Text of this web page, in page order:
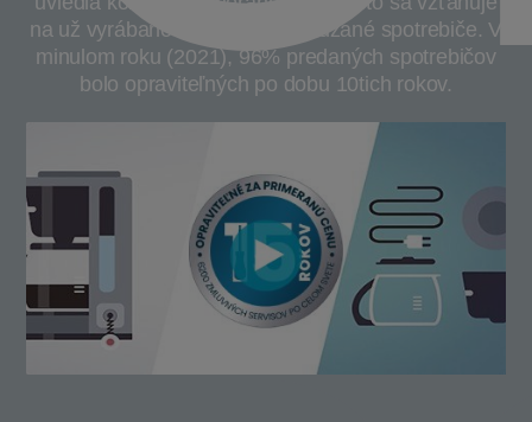
na už vyrábané a tiež novo uvádzané spotrebiče. V
minulom roku (2021), 96% predaných spotrebičov
bolo opraviteľných po dobu 10tich rokov.